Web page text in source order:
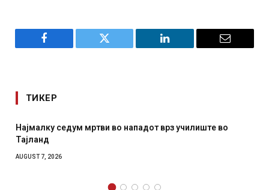
Facebook Twitter LinkedIn Email
ТИКЕР
Најмалку седум мртви во нападот врз училиште во
Тајланд
AUGUST 7, 2026